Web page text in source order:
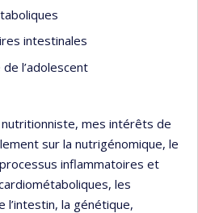
intestinales
l’adolescent
mes intérêts de
sur la nutrigénomique, le
inflammatoires et
les
l’intestin, la génétique,